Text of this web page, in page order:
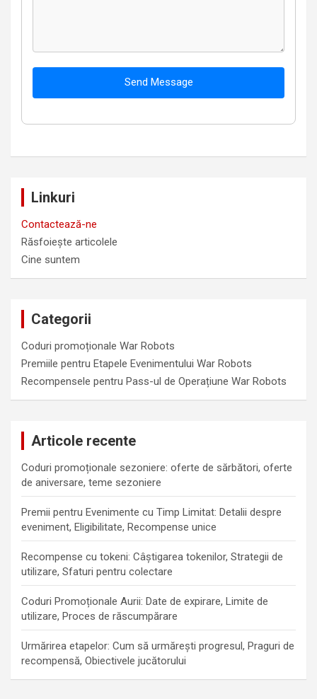
Send Message
Linkuri
Contactează-ne
Răsfoiește articolele
Cine suntem
Categorii
Coduri promoționale War Robots
Premiile pentru Etapele Evenimentului War Robots
Recompensele pentru Pass-ul de Operațiune War Robots
Articole recente
Coduri promoționale sezoniere: oferte de sărbători, oferte
de aniversare, teme sezoniere
Premii pentru Evenimente cu Timp Limitat: Detalii despre
eveniment, Eligibilitate, Recompense unice
Recompense cu tokeni: Câștigarea tokenilor, Strategii de
utilizare, Sfaturi pentru colectare
Coduri Promoționale Aurii: Date de expirare, Limite de
utilizare, Proces de răscumpărare
Urmărirea etapelor: Cum să urmărești progresul, Praguri de
recompensă, Obiectivele jucătorului